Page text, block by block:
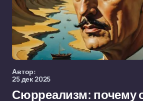
Автор:
25 дек 2025
Сюрреализм: почему